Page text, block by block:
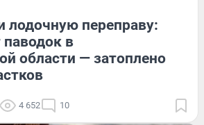
лодочную переправу:
паводок в
области — затоплено
4 652 10